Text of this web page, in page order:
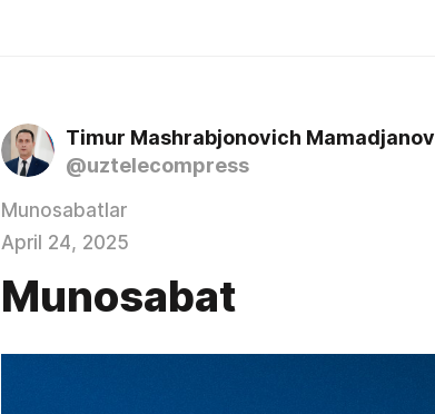
Timur Mashrabjonovich Mamadjanov
@uztelecompress
Munosabatlar
April 24, 2025
Munosabat